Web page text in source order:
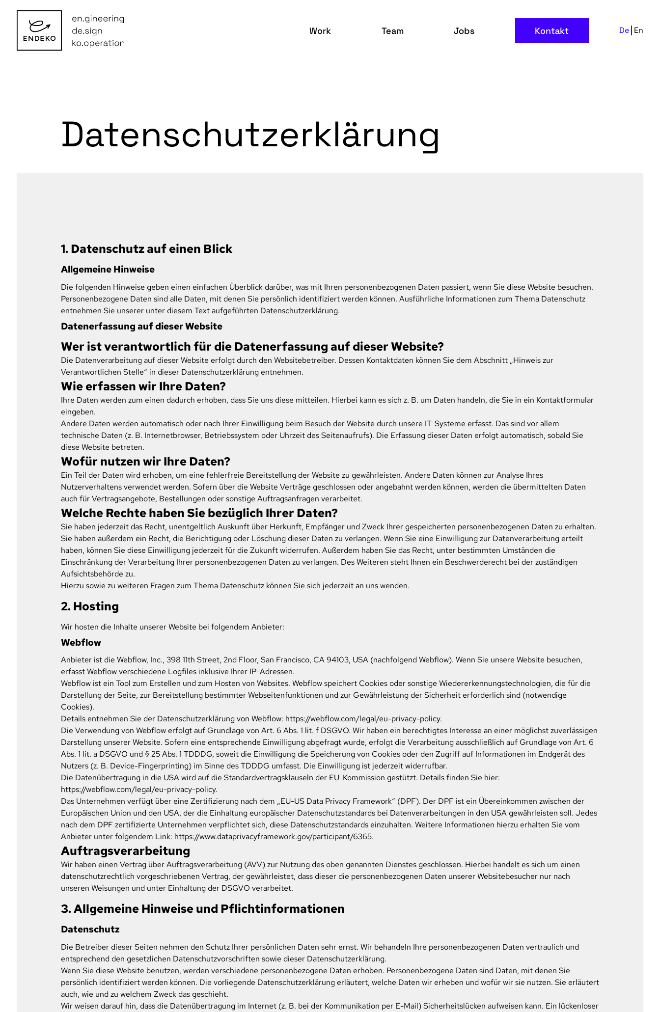
Work Team Jobs Kontakt De En
Datenschutzerklärung
1. Datenschutz auf einen Blick
Allgemeine Hinweise
Die folgenden Hinweise geben einen einfachen Überblick darüber, was mit Ihren personenbezogenen Daten passiert, wenn Sie diese Website besuchen.
Personenbezogene Daten sind alle Daten, mit denen Sie persönlich identifiziert werden können. Ausführliche Informationen zum Thema Datenschutz
entnehmen Sie unserer unter diesem Text aufgeführten Datenschutzerklärung.
Datenerfassung auf dieser Website
Wer ist verantwortlich für die Datenerfassung auf dieser Website?
Die Datenverarbeitung auf dieser Website erfolgt durch den Websitebetreiber. Dessen Kontaktdaten können Sie dem Abschnitt „Hinweis zur
Verantwortlichen Stelle“ in dieser Datenschutzerklärung entnehmen.
Wie erfassen wir Ihre Daten?
Ihre Daten werden zum einen dadurch erhoben, dass Sie uns diese mitteilen. Hierbei kann es sich z. B. um Daten handeln, die Sie in ein Kontaktformular
eingeben.
Andere Daten werden automatisch oder nach Ihrer Einwilligung beim Besuch der Website durch unsere IT-Systeme erfasst. Das sind vor allem
technische Daten (z. B. Internetbrowser, Betriebssystem oder Uhrzeit des Seitenaufrufs). Die Erfassung dieser Daten erfolgt automatisch, sobald Sie
diese Website betreten.
Wofür nutzen wir Ihre Daten?
Ein Teil der Daten wird erhoben, um eine fehlerfreie Bereitstellung der Website zu gewährleisten. Andere Daten können zur Analyse Ihres
Nutzerverhaltens verwendet werden. Sofern über die Website Verträge geschlossen oder angebahnt werden können, werden die übermittelten Daten
auch für Vertragsangebote, Bestellungen oder sonstige Auftragsanfragen verarbeitet.
Welche Rechte haben Sie bezüglich Ihrer Daten?
Sie haben jederzeit das Recht, unentgeltlich Auskunft über Herkunft, Empfänger und Zweck Ihrer gespeicherten personenbezogenen Daten zu erhalten.
Sie haben außerdem ein Recht, die Berichtigung oder Löschung dieser Daten zu verlangen. Wenn Sie eine Einwilligung zur Datenverarbeitung erteilt
haben, können Sie diese Einwilligung jederzeit für die Zukunft widerrufen. Außerdem haben Sie das Recht, unter bestimmten Umständen die
Einschränkung der Verarbeitung Ihrer personenbezogenen Daten zu verlangen. Des Weiteren steht Ihnen ein Beschwerderecht bei der zuständigen
Aufsichtsbehörde zu.
Hierzu sowie zu weiteren Fragen zum Thema Datenschutz können Sie sich jederzeit an uns wenden.
2. Hosting
Wir hosten die Inhalte unserer Website bei folgendem Anbieter:
Webflow
Anbieter ist die Webflow, Inc., 398 11th Street, 2nd Floor, San Francisco, CA 94103, USA (nachfolgend Webflow). Wenn Sie unsere Website besuchen,
erfasst Webflow verschiedene Logfiles inklusive Ihrer IP-Adressen.
Webflow ist ein Tool zum Erstellen und zum Hosten von Websites. Webflow speichert Cookies oder sonstige Wiedererkennungstechnologien, die für die
Darstellung der Seite, zur Bereitstellung bestimmter Webseitenfunktionen und zur Gewährleistung der Sicherheit erforderlich sind (notwendige
Cookies).
Details entnehmen Sie der Datenschutzerklärung von Webflow: https://webflow.com/legal/eu-privacy-policy.
Die Verwendung von Webflow erfolgt auf Grundlage von Art. 6 Abs. 1 lit. f DSGVO. Wir haben ein berechtigtes Interesse an einer möglichst zuverlässigen
Darstellung unserer Website. Sofern eine entsprechende Einwilligung abgefragt wurde, erfolgt die Verarbeitung ausschließlich auf Grundlage von Art. 6
Abs. 1 lit. a DSGVO und § 25 Abs. 1 TDDDG, soweit die Einwilligung die Speicherung von Cookies oder den Zugriff auf Informationen im Endgerät des
Nutzers (z. B. Device-Fingerprinting) im Sinne des TDDDG umfasst. Die Einwilligung ist jederzeit widerrufbar.
Die Datenübertragung in die USA wird auf die Standardvertragsklauseln der EU-Kommission gestützt. Details finden Sie hier:
https://webflow.com/legal/eu-privacy-policy.
Das Unternehmen verfügt über eine Zertifizierung nach dem „EU-US Data Privacy Framework“ (DPF). Der DPF ist ein Übereinkommen zwischen der
Europäischen Union und den USA, der die Einhaltung europäischer Datenschutzstandards bei Datenverarbeitungen in den USA gewährleisten soll. Jedes
nach dem DPF zertifizierte Unternehmen verpflichtet sich, diese Datenschutzstandards einzuhalten. Weitere Informationen hierzu erhalten Sie vom
Anbieter unter folgendem Link: https://www.dataprivacyframework.gov/participant/6365.
Auftragsverarbeitung
Wir haben einen Vertrag über Auftragsverarbeitung (AVV) zur Nutzung des oben genannten Dienstes geschlossen. Hierbei handelt es sich um einen
datenschutzrechtlich vorgeschriebenen Vertrag, der gewährleistet, dass dieser die personenbezogenen Daten unserer Websitebesucher nur nach
unseren Weisungen und unter Einhaltung der DSGVO verarbeitet.
3. Allgemeine Hinweise und Pflicht­informationen
Datenschutz
Die Betreiber dieser Seiten nehmen den Schutz Ihrer persönlichen Daten sehr ernst. Wir behandeln Ihre personenbezogenen Daten vertraulich und
entsprechend den gesetzlichen Datenschutzvorschriften sowie dieser Datenschutzerklärung.
Wenn Sie diese Website benutzen, werden verschiedene personenbezogene Daten erhoben. Personenbezogene Daten sind Daten, mit denen Sie
persönlich identifiziert werden können. Die vorliegende Datenschutzerklärung erläutert, welche Daten wir erheben und wofür wir sie nutzen. Sie erläutert
auch, wie und zu welchem Zweck das geschieht.
Wir weisen darauf hin, dass die Datenübertragung im Internet (z. B. bei der Kommunikation per E-Mail) Sicherheitslücken aufweisen kann. Ein lückenloser